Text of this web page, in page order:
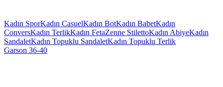
Kadın SporKadın CasuelKadın BotKadın BabetKadın
ConversKadın TerlikKadın FetaZenne StilettoKadın AbiyeKadın
SandaletKadın Topuklu SandaletKadın Topuklu Terlik
Garson 36-40